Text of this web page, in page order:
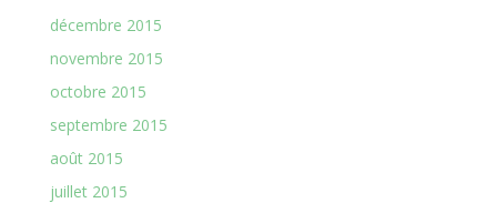
décembre 2015
novembre 2015
octobre 2015
septembre 2015
août 2015
juillet 2015